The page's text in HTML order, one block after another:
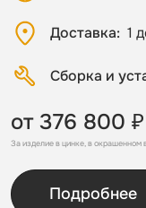
Доставка 1
Сборка и
от 376 800 ₽
За изделие в цинке, в окрашенном
Подробнее